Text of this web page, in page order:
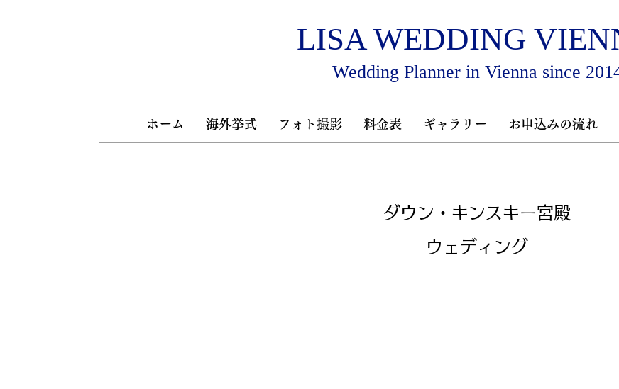
LISA WEDDING
Wedding Planner in Vienna since
ホーム 海外挙式 フォト撮影 料金表 ギャラリー お申込みの流れ
​ダウン・キンスキー宮殿
​ウェディング